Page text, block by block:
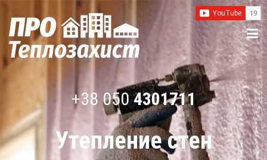
+38 0504301711
Утепление стен